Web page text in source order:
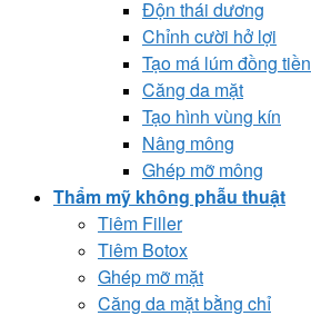
Độn thái dương
Chỉnh cười hở lợi
Tạo má lúm đồng tiền
Căng da mặt
Tạo hình vùng kín
Nâng mông
Ghép mỡ mông
Thẩm mỹ không phẫu thuật
Tiêm Filler
Tiêm Botox
Ghép mỡ mặt
Căng da mặt bằng chỉ